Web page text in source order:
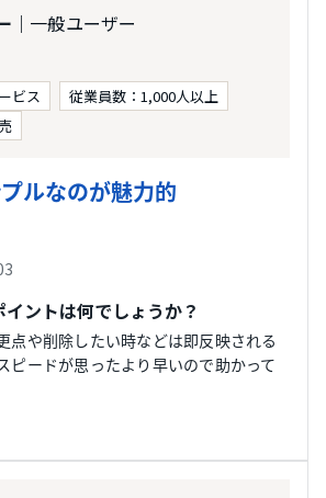
｜一般ユーザー
ビス
従業員数：1,000人以上
ルなのが魅力的
ントは何でしょうか？
点や削除したい時などは即反映される
ピードが思ったより早いので助かって